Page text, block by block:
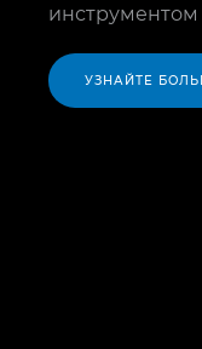
инструментом
УЗНАЙТЕ